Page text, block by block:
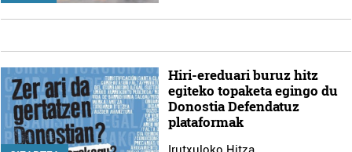
Hiri-ereduari buruz hitz
egiteko topaketa egingo du
Donostia Defendatuz
plataformak